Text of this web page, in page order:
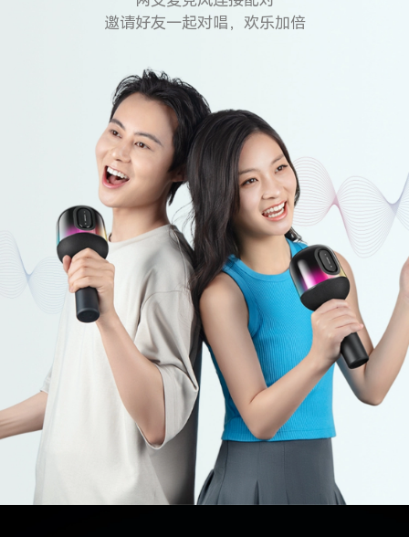
邀请好友一起对唱，欢乐加倍